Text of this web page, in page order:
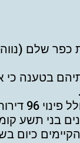
כפר שלם
בטענה
תשע קומות,